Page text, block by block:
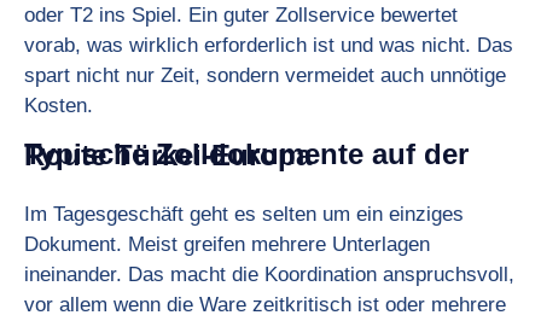
oder T2 ins Spiel. Ein guter Zollservice bewertet
vorab, was wirklich erforderlich ist und was nicht. Das
spart nicht nur Zeit, sondern vermeidet auch unnötige
Kosten.
Typische Zolldokumente auf der Route Türkei-Europa
Im Tagesgeschäft geht es selten um ein einziges
Dokument. Meist greifen mehrere Unterlagen
ineinander. Das macht die Koordination anspruchsvoll,
vor allem wenn die Ware zeitkritisch ist oder mehrere